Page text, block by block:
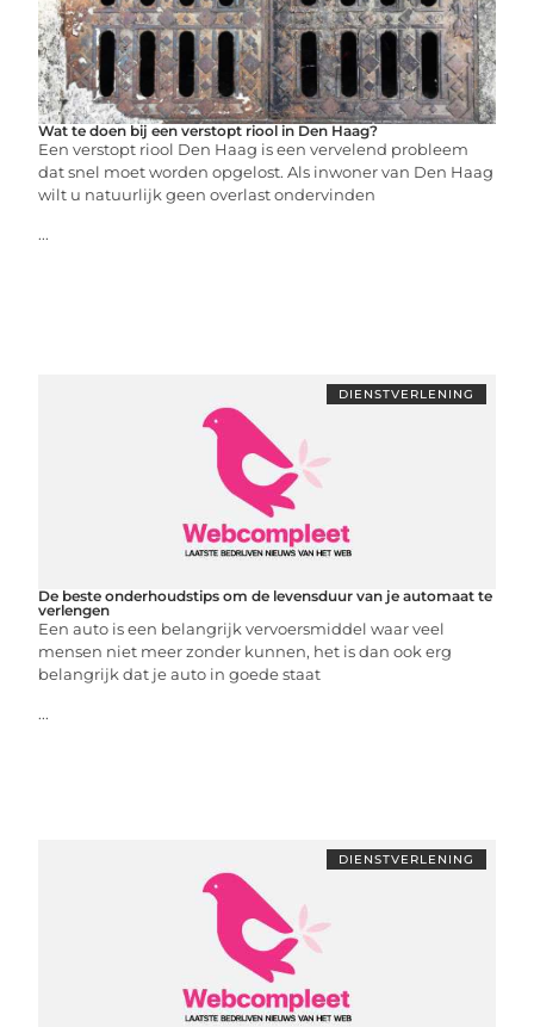
Wat te doen bij een verstopt riool in Den Haag?
Een verstopt riool Den Haag is een vervelend probleem
dat snel moet worden opgelost. Als inwoner van Den Haag
wilt u natuurlijk geen overlast ondervinden
...
DIENSTVERLENING
De beste onderhoudstips om de levensduur van je automaat te
verlengen
Een auto is een belangrijk vervoersmiddel waar veel
mensen niet meer zonder kunnen, het is dan ook erg
belangrijk dat je auto in goede staat
...
DIENSTVERLENING